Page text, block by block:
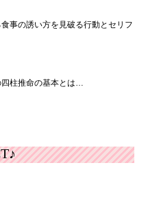
事の誘い方を見破る行動とセリフ
柱推命の基本とは…